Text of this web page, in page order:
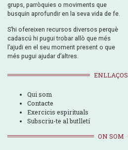
grups, parròquies o moviments que
busquin aprofundir en la seva vida de fe.
S’hi ofereixen recursos diversos perquè
cadascú hi pugui trobar allò que més
l’ajudi en el seu moment present o que
més pugui ajudar d’altres.
ENLLAÇOS
Qui som
Contacte
Exercicis espirituals
Subscriu-te al butlletí
ON SOM